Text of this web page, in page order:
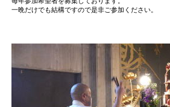
一晩だけでも結構ですので是非ご参加ください。